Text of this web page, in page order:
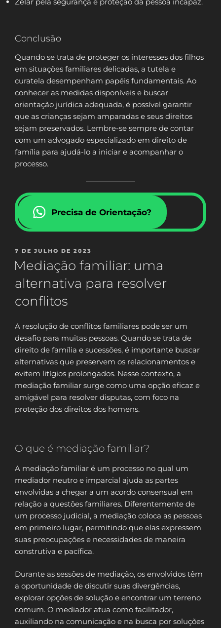
Conclusão
Quando se trata de proteger os interesses dos filhos
em situações familiares delicadas, a tutela e
curatela desempenham papéis fundamentais. Ao
conhecer as medidas disponíveis e buscar
orientação jurídica adequada, é possível garantir
que as crianças sejam amparadas e seus direitos
sejam preservados. Lembre-se sempre de contar
com um advogado especializado em direito de
família para ajudá-lo a iniciar e acompanhar o
processo.
Precisa de Orientação?
PUBLICADO
7 DE JULHO DE 2023
Mediação familiar: uma
alternativa para resolver
conflitos
A resolução de conflitos familiares pode ser um
desafio para muitas pessoas. Quando se trata de
direito de família e sucessões, é importante buscar
alternativas que preservem os relacionamentos e
evitem litígios prolongados. Nesse contexto, a
mediação familiar surge como uma opção eficaz e
amigável para resolver disputas, com foco na
proteção dos direitos dos homens.
O que é mediação familiar?
A mediação familiar é um processo no qual um
mediador neutro e imparcial ajuda as partes
envolvidas a chegar a um acordo consensual em
relação a questões familiares. Diferentemente de
um processo judicial, a mediação coloca as pessoas
em primeiro lugar, permitindo que elas expressem
suas preocupações e necessidades de maneira
construtiva e pacífica.
Durante as sessões de mediação, os envolvidos têm
a oportunidade de discutir suas divergências,
explorar opções de solução e encontrar um terreno
comum. O mediador atua como facilitador,
auxiliando na comunicação e na busca por soluções